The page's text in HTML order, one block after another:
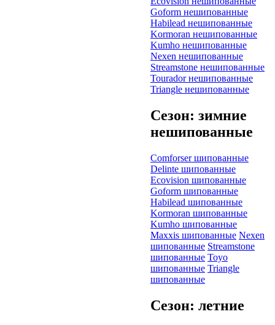
Goform нешипованные
Habilead нешипованные
Kormoran нешипованные
Kumho нешипованные
Nexen нешипованные
Streamstone нешипованные
Tourador нешипованные
Triangle нешипованные
Сезон: зимние
нешипованные
Comforser шипованные
Delinte шипованные
Ecovision шипованные
Goform шипованные
Habilead шипованные
Kormoran шипованные
Kumho шипованные
Maxxis шипованные Nexen
шипованные Streamstone
шипованные Toyo
шипованные Triangle
шипованные
Сезон: летние